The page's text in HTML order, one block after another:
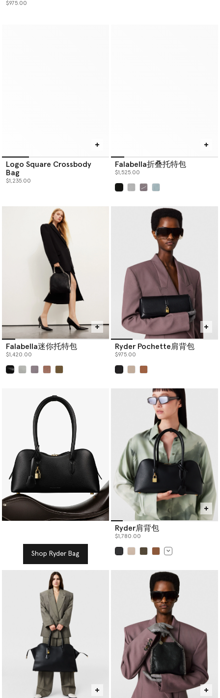
$975.00
Logo Square Crossbody
Bag
$1,235.00
Falabella折叠托特包
$1,525.00
Falabella迷你托特包
$1,420.00
Ryder Pochette肩背包
$975.00
Shop Ryder Bag
Ryder肩背包
$1,780.00